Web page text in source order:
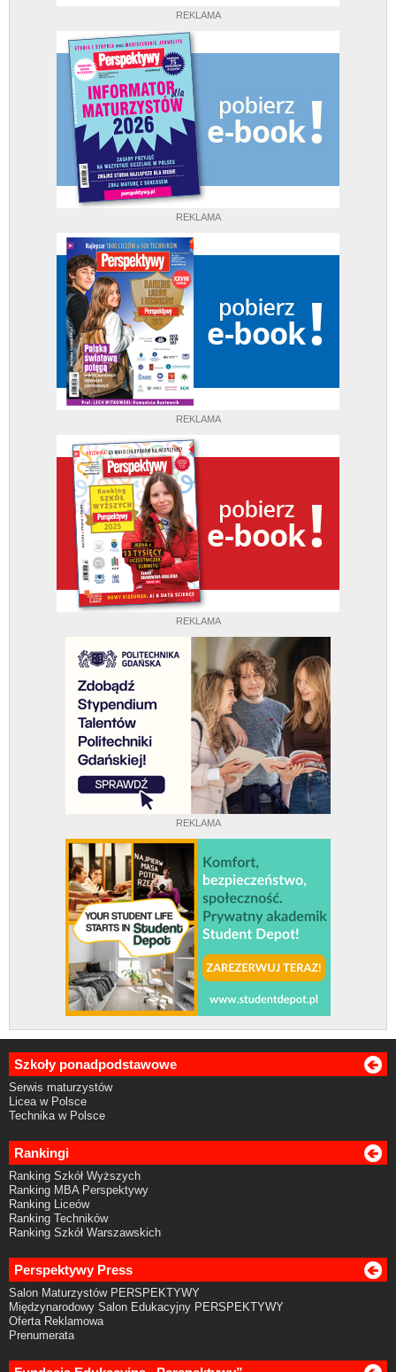
REKLAMA
REKLAMA
REKLAMA
REKLAMA
REKLAMA
Szkoły ponadpodstawowe
Serwis maturzystów
Licea w Polsce
Technika w Polsce
Rankingi
Ranking Szkół Wyższych
Ranking MBA Perspektywy
Ranking Liceów
Ranking Techników
Ranking Szkół Warszawskich
Perspektywy Press
Salon Maturzystów PERSPEKTYWY
Międzynarodowy Salon Edukacyjny PERSPEKTYWY
Oferta Reklamowa
Prenumerata